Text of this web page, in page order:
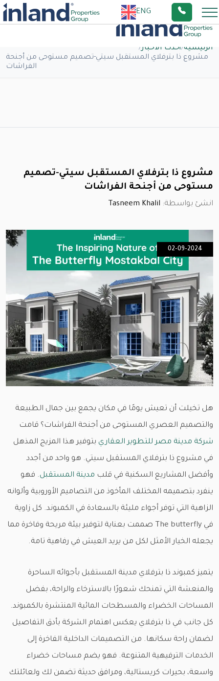
ENG
الرئيسية/أحدث الاخبار/
مشروع ذا بترفلاي المستقبل سيتي-تصميم مستوحى من أجنحة
الفراشات
مشروع ذا بترفلاي المستقبل سيتي-تصميم
مستوحى من أجنحة الفراشات
انشئ بواسطة: Tasneem Khalil
02-09-2024
هل تخيلت أن تعيش يومًا في مكان يجمع بين جمال الطبيعة
والتصميم العصري المستوحى من أجنحة الفراشات؟ قامت
شركة مدينة مصر للتطوير العقاري بتوفير هذا المزيج المذهل
في مشروع ذا بترفلاي المستقبل سيتي. هو واحد من أجدد
وأفضل المشاريع السكنية في قلب مدينة المستقبل. فهو
ينفرد بتصميمه المختلف المأخوذ من التصاميم الأوروبية وألوانه
الزاهية التي توفر أجواء مليئة بالسعادة في الكمبوند. كل زاوية
في The butterfly صممت بعناية لتوفير بيئة مريحة وفاخرة مما
يجعله الخيار الأمثل لكل من يريد العيش في رفاهية تامة.
يتميز كمبوند ذا بترفلاي مدينة المستقبل بأجوائه الساحرة
والمنعشة التي تمنحك شعورًا بالاسترخاء والراحة، بفضل
المساحات الخضراء والمسطحات المائية المنتشرة بالكمبوند.
كل جانب في ذا بترفلاي يعكس اهتمام الشركة بأدق التفاصيل
لضمان راحة سكانها. من التصميمات الداخلية الفاخرة إلى
الخدمات الترفيهية المتنوعة. فهو يضم مساحات خضراء
واسعة، بحيرات كريستالية، ومرافق حديثة تضمن لك ولعائلتك